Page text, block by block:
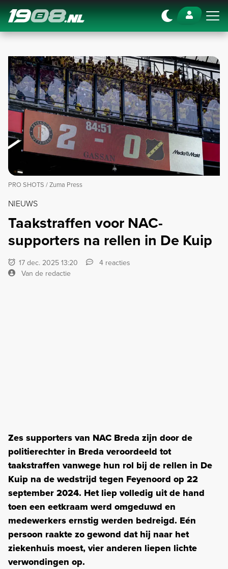
Navigation
PRO SHOTS / Zuma Press
NIEUWS
Taakstraffen voor NAC-
supporters na rellen in De Kuip
17 dec. 2025 13:20
4 reacties
Van de redactie
Zes supporters van NAC Breda zijn door de
politierechter in Breda veroordeeld tot
taakstraffen vanwege hun rol bij de rellen in De
Kuip na de wedstrijd tegen Feyenoord op 22
september 2024. Het liep volledig uit de hand
toen een eetkraam werd omgeduwd en
medewerkers ernstig werden bedreigd. Eén
persoon raakte zo gewond dat hij naar het
ziekenhuis moest, vier anderen liepen lichte
verwondingen op.